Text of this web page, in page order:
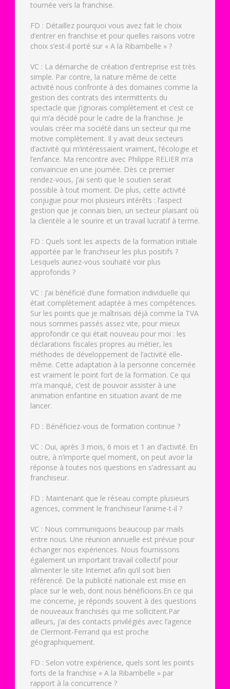
tournée vers la franchise.
FD : Détaillez pourquoi vous avez fait le choix
d’entrer en franchise et pour quelles raisons votre
choix s’est-il porté sur « A la Ribambelle » ?
VC : La démarche de création d’entreprise est très
simple. Par contre, la nature même de cette
activité nous confronte à des domaines comme la
gestion des contrats des intermittents du
spectacle que j’ignorais complètement et c’est ce
qui m’a décidé pour le cadre de la franchise. Je
voulais créer ma société dans un secteur qui me
motive complètement. Il y avait deux secteurs
d’activité qui m’intéressaient vraiment, l’écologie et
l’enfance. Ma rencontre avec Philippe RELIER m’a
convaincue en une journée. Dès ce premier
rendez-vous, j’ai senti que le soutien serait
possible à tout moment. De plus, cette activité
conjugue pour moi plusieurs intérêts : l’aspect
gestion que je connais bien, un secteur plaisant où
la clientèle a le sourire et un travail lucratif à terme.
FD : Quels sont les aspects de la formation initiale
apportée par le franchiseur les plus positifs ?
Lesquels auriez-vous souhaité voir plus
approfondis ?
VC : J’ai bénéficié d’une formation individuelle qui
était complètement adaptée à mes compétences.
Sur les points que je maîtrisais déjà comme la TVA
nous sommes passés assez vite, pour mieux
approfondir ce qui était nouveau pour moi : les
déclarations fiscales propres au métier, les
méthodes de développement de l’activité elle-
même. Cette adaptation à la personne concernée
est vraiment le point fort de la formation. Ce qui
m’a manqué, c’est de pouvoir assister à une
animation enfantine en situation avant de me
lancer.
FD : Bénéficiez-vous de formation continue ?
VC : Oui, après 3 mois, 6 mois et 1 an d’activité. En
outre, à n’importe quel moment, on peut avoir la
réponse à toutes nos questions en s’adressant au
franchiseur.
FD : Maintenant que le réseau compte plusieurs
agences, comment le franchiseur l’anime-t-il ?
VC : Nous communiquons beaucoup par mails
entre nous. Une réunion annuelle est prévue pour
échanger nos expériences. Nous fournissons
également un important travail collectif pour
alimenter le site Internet afin qu’il soit bien
référencé. De la publicité nationale est mise en
place sur le web, dont nous bénéficions.En ce qui
me concerne, je réponds souvent à des questions
de nouveaux franchisés qui me sollicitent.Par
ailleurs, j’ai des contacts privilégiés avec l’agence
de Clermont-Ferrand qui est proche
géographiquement.
FD : Selon votre expérience, quels sont les points
forts de la franchise « A la Ribambelle » par
rapport à la concurrence ?